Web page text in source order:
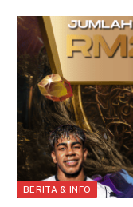
BERITA & INFO